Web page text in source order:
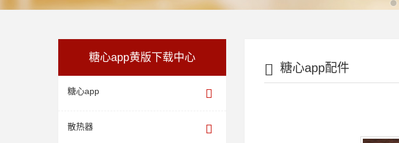
糖心app黄版下载中心
糖心app
散热器
糖心app配件